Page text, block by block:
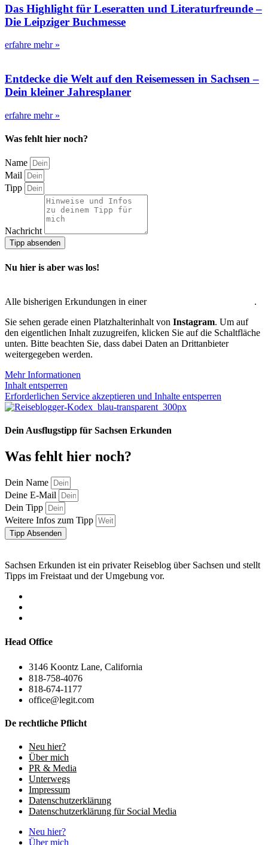
Das Highlight für Leseratten und Literaturfreunde –
Die Leipziger Buchmesse
erfahre mehr »
Entdecke die Welt auf den Reisemessen in Sachsen –
Dein kleiner Jahresplaner
erfahre mehr »
Was fehlt hier noch?
Name
Mail
Tipp
Nachricht
Tipp absenden
Nu hier is aber was los!
Alle bisherigen Erkundungen in einer
.
Sie sehen gerade einen Platzhalterinhalt von Instagram. Um auf
den eigentlichen Inhalt zuzugreifen, klicken Sie auf die Schaltfläche
unten. Bitte beachten Sie, dass dabei Daten an Drittanbieter
weitergegeben werden.
Mehr Informationen
Inhalt entsperren
Erforderlichen Service akzeptieren und Inhalte entsperren
Dein Ausflugstipp für Sachsen Erkunden
Was fehlt hier noch?
Dein Name
Deine E-Mail
Dein Tipp
Weitere Infos zum Tipp
Tipp Absenden
Sachsen Erkunden ist ein privater Reiseblog über Sachsen und stellt
Tipps im Freistaat und der Umgebung vor.
Head Office
3146 Koontz Lane, California
818-758-4076
818-674-1177
office@legit.com
De rechtliche Pflicht
Neu hier?
Über mich
PR & Media
Unterwegs
Impressum
Datenschutzerklärung
Datenschutzerklärung für Social Media
Neu hier?
Über mich